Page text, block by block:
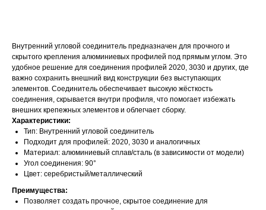
Внутренний угловой соединитель предназначен для прочного и
скрытого крепления алюминиевых профилей под прямым углом. Это
удобное решение для соединения профилей 2020, 3030 и других, где
важно сохранить внешний вид конструкции без выступающих
элементов. Соединитель обеспечивает высокую жёсткость
соединения, скрывается внутри профиля, что помогает избежать
внешних крепежных элементов и облегчает сборку.
Характеристики:
Тип: Внутренний угловой соединитель
Подходит для профилей: 2020, 3030 и аналогичных
Материал: алюминиевый сплав/сталь (в зависимости от модели)
Угол соединения: 90°
Цвет: серебристый/металлический
Преимущества:
Позволяет создать прочное, скрытое соединение для